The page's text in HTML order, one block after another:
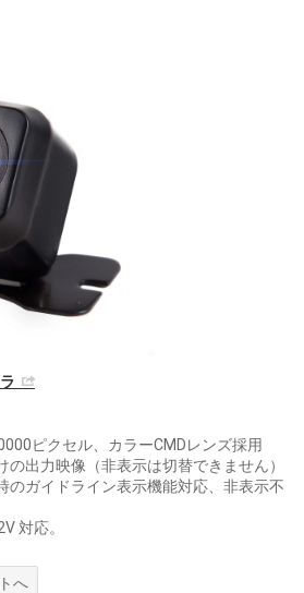
ピクセル、カラーCMDレンズ採用
の出力映像（非表示は切替できません）
のガイドライン表示機能対応、非表示不
対応。
へ